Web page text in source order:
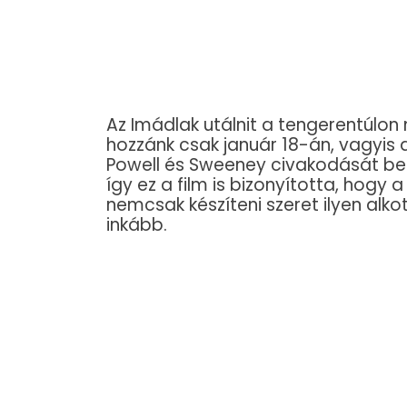
Az Imádlak utálnit a
hozzánk csak január 18-án,
Powell és Sweeney civakodását
így ez a film is bizonyította, hogy
nemcsak készíteni szeret ilyen
inkább.